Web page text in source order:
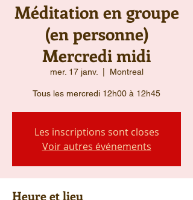
Méditation en groupe
(en personne)
Mercredi midi
mer. 17 janv. Montreal
Tous les mercredi 12h00 à 12h45
Les inscriptions sont closes
Voir autres événements
Heure et lieu